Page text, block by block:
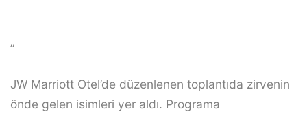
”
JW Marriott Otel’de düzenlenen toplantıda zirvenin
önde gelen isimleri yer aldı. Programa